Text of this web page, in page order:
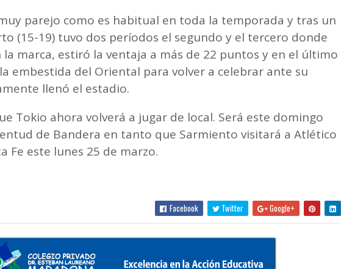
parejo como es habitual en toda la temporada y tras un
(15-19) tuvo dos períodos el segundo y el tercero donde
la marca, estiró la ventaja a más de 22 puntos y en el último
embestida del Oriental para volver a celebrar ante su
llenó el estadio.
Tokio ahora volverá a jugar de local. Será este domingo
de Bandera en tanto que Sarmiento visitará a Atlético
Fe este lunes 25 de marzo.
Facebook Twitter Google+